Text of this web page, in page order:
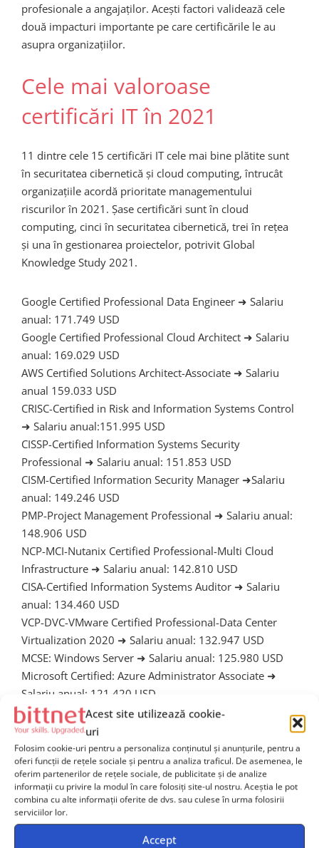
Acest site utilizează cookie-
uri
Folosim cookie-uri pentru a personaliza conținutul și anunțurile, pentru a
oferi funcții de rețele sociale și pentru a analiza traficul. De asemenea, le
oferim partenerilor de rețele sociale, de publicitate și de analize
informații cu privire la modul în care folosiți site-ul nostru. Aceștia le pot
combina cu alte informații oferite de dvs. sau culese în urma folosirii
serviciilor lor.
Accept
profesionale a angajaților. Acești factori validează cele
două impacturi importante pe care certificările le au
asupra organizațiilor.
Cele mai valoroase
certificări IT în 2021
11 dintre cele 15 certificări IT cele mai bine plătite sunt
în securitatea cibernetică și cloud computing, întrucât
organizațiile acordă prioritate managementului
riscurilor în 2021. Șase certificări sunt în cloud
computing, cinci în securitatea cibernetică, trei în rețea
și una în gestionarea proiectelor, potrivit Global
Knowledge Study 2021.
Google Certified Professional Data Engineer ➜ Salariu
anual: 171.749 USD
Google Certified Professional Cloud Architect ➜ Salariu
anual: 169.029 USD
AWS Certified Solutions Architect-Associate ➜ Salariu
anual 159.033 USD
CRISC-Certified in Risk and Information Systems Control
➜ Salariu anual:151.995 USD
CISSP-Certified Information Systems Security
Professional ➜ Salariu anual: 151.853 USD
CISM-Certified Information Security Manager ➜Salariu
anual: 149.246 USD
PMP-Project Management Professional ➜ Salariu anual:
148.906 USD
NCP-MCI-Nutanix Certified Professional-Multi Cloud
Infrastructure ➜ Salariu anual: 142.810 USD
CISA-Certified Information Systems Auditor ➜ Salariu
anual: 134.460 USD
VCP-DVC-VMware Certified Professional-Data Center
Virtualization 2020 ➜ Salariu anual: 132.947 USD
MCSE: Windows Server ➜ Salariu anual: 125.980 USD
Microsoft Certified: Azure Administrator Associate ➜
Salariu anual: 121.420 USD
CCNP Enterprise-Cisco Certified Network Professional-
Enterprise ➜ Salariu anual: 118.911 USD
CCA-V-Citrix Certified Associate-Virtualization ➜ Salariu
anual: 115.308 USD
CompTIA Security+ ➜ Salariu anual: 110.974 USD